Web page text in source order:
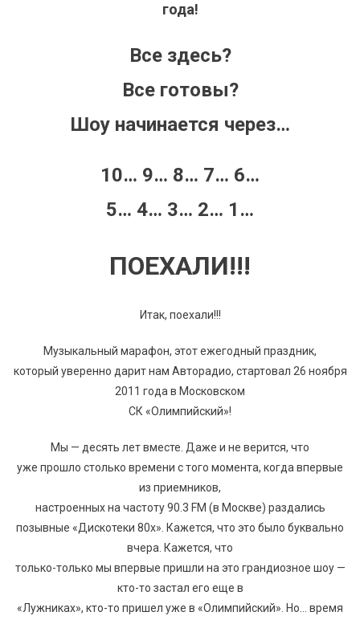
года!
Все здесь?
Все готовы?
Шоу начинается через…
10… 9… 8… 7… 6…
5… 4… 3… 2… 1…
ПОЕХАЛИ!!!
Итак, поехали!!!
Музыкальный марафон, этот ежегодный праздник,
который уверенно дарит нам Авторадио, стартовал 26 ноября
2011 года в Московском
СК «Олимпийский»!
Мы — десять лет вместе. Даже и не верится, что
уже прошло столько времени с того момента, когда впервые
из приемников,
настроенных на частоту 90.3 FM (в Москве) раздались
позывные «Дискотеки 80х». Кажется, что это было буквально
вчера. Кажется, что
только-только мы впервые пришли на это грандиозное шоу —
кто-то застал его еще в
«Лужниках», кто-то пришел уже в «Олимпийский». Но… время